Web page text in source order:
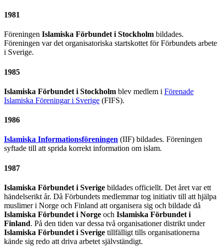
1981
Föreningen Islamiska Förbundet i Stockholm bildades.
Föreningen var det organisatoriska startskottet för Förbundets arbete
i Sverige.
1985
Islamiska Förbundet i Stockholm blev medlem i Förenade
Islamiska Föreningar i Sverige (FIFS).
1986
Islamiska Informationsföreningen (IIF) bildades. Föreningen
syftade till att sprida korrekt information om islam.
1987
Islamiska Förbundet i Sverige bildades officiellt. Det året var ett
händelserikt år. Då Förbundets medlemmar tog initiativ till att hjälpa
muslimer i Norge och Finland att organisera sig och bildade då
Islamiska Förbundet i Norge och Islamiska Förbundet i
Finland. På den tiden var dessa två organisationer distrikt under
Islamiska Förbundet i Sverige tillfälligt tills organisationerna
kände sig redo att driva arbetet självständigt.